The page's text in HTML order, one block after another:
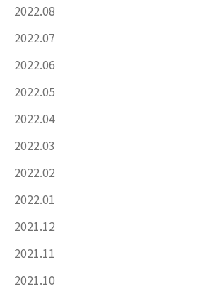
2022.08
2022.07
2022.06
2022.05
2022.04
2022.03
2022.02
2022.01
2021.12
2021.11
2021.10